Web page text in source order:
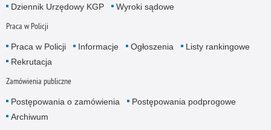
Dziennik Urzędowy KGP Wyroki sądowe
Praca w Policji
Praca w Policji Informacje Ogłoszenia
Listy rankingowe
Rekrutacja
Zamówienia publiczne
Postępowania o zamówienia
Postępowania podprogowe
Archiwum